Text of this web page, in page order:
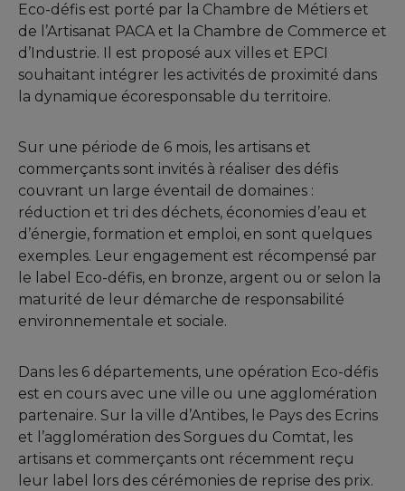
Eco-défis est porté par la Chambre de Métiers et
de l’Artisanat PACA et la Chambre de Commerce et
d’Industrie. Il est proposé aux villes et EPCI
souhaitant intégrer les activités de proximité dans
la dynamique écoresponsable du territoire.
Sur une période de 6 mois, les artisans et
commerçants sont invités à réaliser des défis
couvrant un large éventail de domaines :
réduction et tri des déchets, économies d’eau et
d’énergie, formation et emploi, en sont quelques
exemples. Leur engagement est récompensé par
le label Eco-défis, en bronze, argent ou or selon la
maturité de leur démarche de responsabilité
environnementale et sociale.
Dans les 6 départements, une opération Eco-défis
est en cours avec une ville ou une agglomération
partenaire. Sur la ville d’Antibes, le Pays des Ecrins
et l’agglomération des Sorgues du Comtat, les
artisans et commerçants ont récemment reçu
leur label lors des cérémonies de reprise des prix.